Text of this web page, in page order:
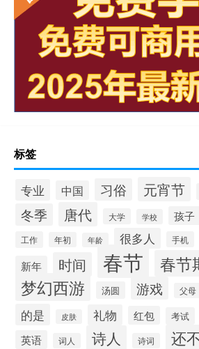
标签
专业 中国 习俗 元宵节
冬季 唐代 大学 学校 孩子
工作 年初 年龄 很多人 手机
新年 时间 春节 春节
梦幻西游 汤圆 游戏 父母
的是 皮肤 礼物 红包 考试
英语 词人 诗人 诗词 还